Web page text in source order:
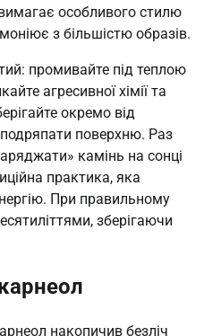
особливого стилю
з більшістю образів.
промивайте під теплою
агресивної хімії та
окремо від
поверхню. Раз
камінь на сонці
практика, яка
При правильному
зберігаючи
накопичив безліч